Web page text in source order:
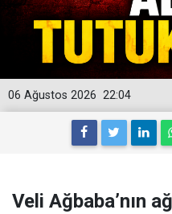
22:04
06 Ağustos 2026
Veli Ağbaba’nın